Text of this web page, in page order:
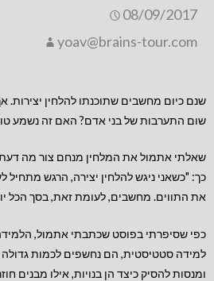
08/09/2017
yoav@brains-tour.com
שנם כיום מחשבים שתוכנתו להלחין יצירות.
שום התערבות של בני אדם? האם זה נשמע
שאלתי אתמול את המלחין מנחם צור מה
כך: "כשאני ניגש להלחין יצירה, הרגש מתחיל
את התווים. מחשבים, לעומת זאת, בסך הכל
כפי שסיפרתי בפוסט שכתבתי אתמול,
למידה סטטיסטית, הם נחשפים לכמות גדולה
ומנסות להסיק כיצד הן בנויות, אילו מבנים